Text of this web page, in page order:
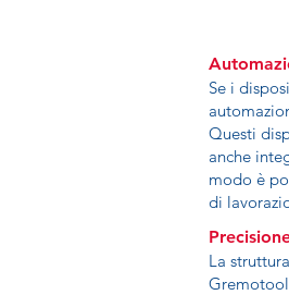
Se i
Questi
anche
modo è
di
La